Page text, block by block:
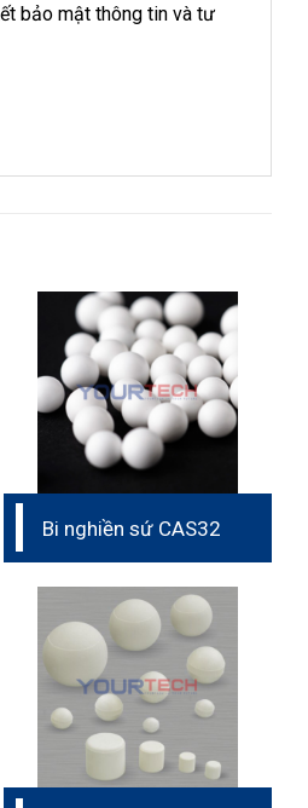
bảo mật thông tin và tư
Bi nghiền sứ CAS32